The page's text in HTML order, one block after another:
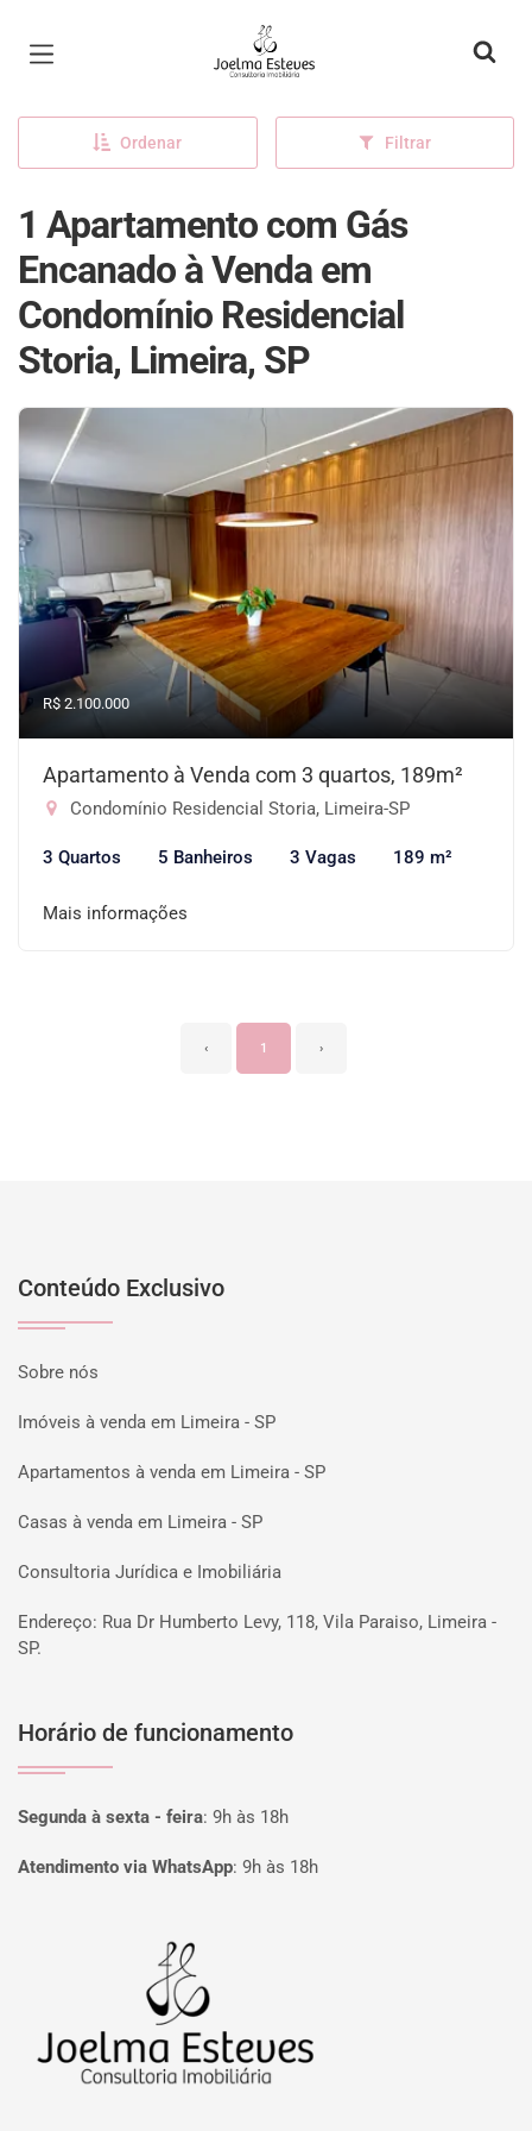
Página inicial
Ordenar Filtrar
1 Apartamento com Gás
Encanado à Venda em
Condomínio Residencial
Storia, Limeira, SP
R$ 2.100.000
Apartamento à Venda com 3 quartos, 189m²
Condomínio Residencial Storia, Limeira-SP
3 Quartos 5 Banheiros 3 Vagas 189 m²
Mais informações
‹ 1 ›
Conteúdo Exclusivo
Sobre nós
Imóveis à venda em Limeira - SP
Apartamentos à venda em Limeira - SP
Casas à venda em Limeira - SP
Consultoria Jurídica e Imobiliária
Endereço: Rua Dr Humberto Levy, 118, Vila Paraiso, Limeira -
SP.
Horário de funcionamento
Segunda à sexta - feira: 9h às 18h
Atendimento via WhatsApp: 9h às 18h